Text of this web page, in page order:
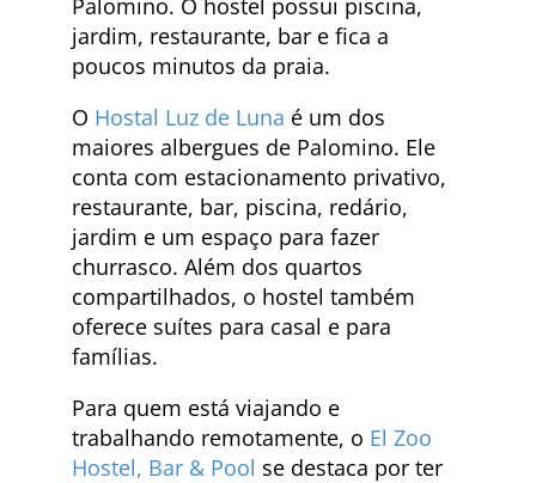
Palomino. O hostel possui piscina,
jardim, restaurante, bar e fica a
poucos minutos da praia.
O Hostal Luz de Luna é um dos
maiores albergues de Palomino. Ele
conta com estacionamento privativo,
restaurante, bar, piscina, redário,
jardim e um espaço para fazer
churrasco. Além dos quartos
compartilhados, o hostel também
oferece suítes para casal e para
famílias.
Para quem está viajando e
trabalhando remotamente, o El Zoo
Hostel, Bar & Pool se destaca por ter